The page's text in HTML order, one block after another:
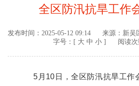
全区防汛抗旱工作
发布时间： 2025-05-12 09:14 来源： 新吴
字号：[ 大 中 小] 阅读
5月10日，全区防汛抗旱工作